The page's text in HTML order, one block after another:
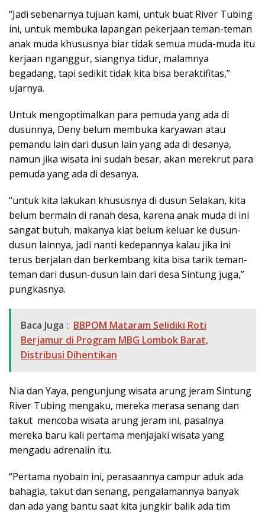
“Jadi sebenarnya tujuan kami, untuk buat River Tubing
ini, untuk membuka lapangan pekerjaan teman-teman
anak muda khususnya biar tidak semua muda-muda itu
kerjaan nganggur, siangnya tidur, malamnya
begadang, tapi sedikit tidak kita bisa beraktifitas,”
ujarnya.
Untuk mengoptimalkan para pemuda yang ada di
dusunnya, Deny belum membuka karyawan atau
pemandu lain dari dusun lain yang ada di desanya,
namun jika wisata ini sudah besar, akan merekrut para
pemuda yang ada di desanya.
“untuk kita lakukan khususnya di dusun Selakan, kita
belum bermain di ranah desa, karena anak muda di ini
sangat butuh, makanya kiat belum keluar ke dusun-
dusun lainnya, jadi nanti kedepannya kalau jika ini
terus berjalan dan berkembang kita bisa tarik teman-
teman dari dusun-dusun lain dari desa Sintung juga,”
pungkasnya.
Baca Juga : BBPOM Mataram Selidiki Roti
Berjamur di Program MBG Lombok Barat,
Distribusi Dihentikan
Nia dan Yaya, pengunjung wisata arung jeram Sintung
River Tubing mengaku, mereka merasa senang dan
takut mencoba wisata arung jeram ini, pasalnya
mereka baru kali pertama menjajaki wisata yang
mengadu adrenalin itu.
“Pertama nyobain ini, perasaannya campur aduk ada
bahagia, takut dan senang, pengalamannya banyak
dan ada yang bantu saat kita jungkir balik ada tim